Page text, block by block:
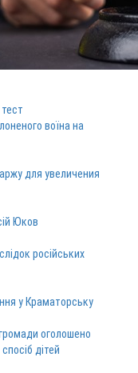
воїна на
для увеличения
Юков
російських
у Краматорську
оголошено
дітей